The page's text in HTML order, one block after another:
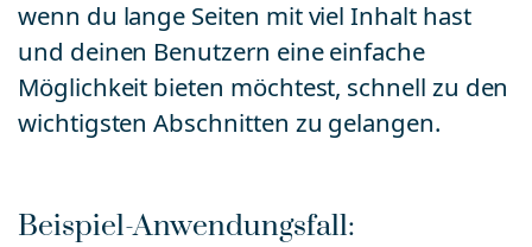
wenn du lange Seiten mit viel Inhalt hast
und deinen Benutzern eine einfache
Möglichkeit bieten möchtest, schnell zu den
wichtigsten Abschnitten zu gelangen.
Beispiel-Anwendungsfall: